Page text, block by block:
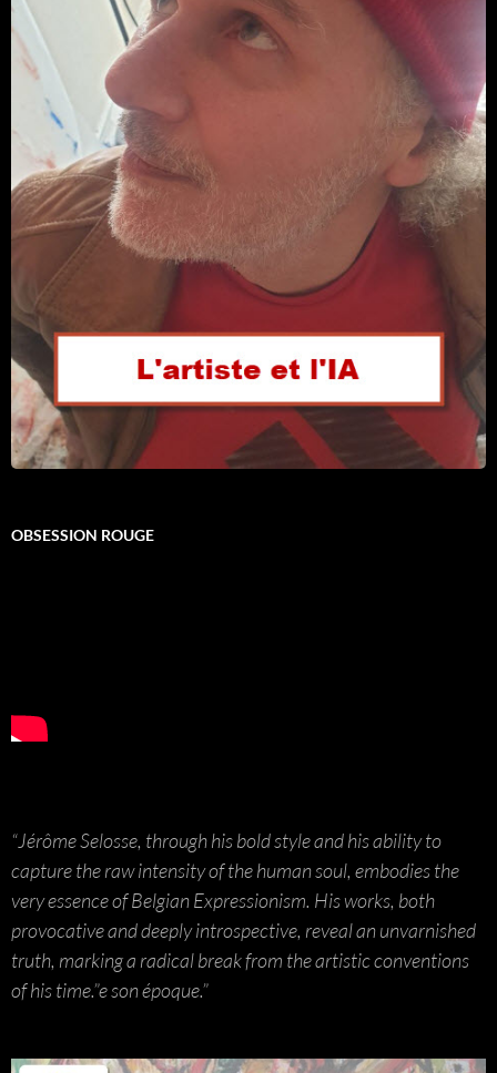
OBSESSION ROUGE
“Jérôme Selosse, through his bold style and his ability to
capture the raw intensity of the human soul, embodies the
very essence of Belgian Expressionism. His works, both
provocative and deeply introspective, reveal an unvarnished
truth, marking a radical break from the artistic conventions
of his time.”e son époque.”